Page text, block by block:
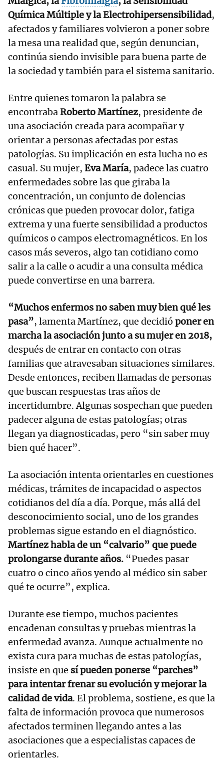
Química Múltiple y la Electrohipersensibilidad,
afectados y familiares volvieron a poner sobre
la mesa una realidad que, según denuncian,
continúa siendo invisible para buena parte de
la sociedad y también para el sistema sanitario.
Entre quienes tomaron la palabra se
encontrabaRoberto Martínez, presidente de
una asociación creada para acompañar y
orientar a personas afectadas por estas
patologías. Su implicación en esta lucha no es
casual. Su mujer, Eva María, padece las cuatro
enfermedades sobre las que giraba la
concentración, un conjunto de dolencias
crónicas que pueden provocar dolor, fatiga
extrema y una fuerte sensibilidad a productos
químicos o campos electromagnéticos. En los
casos más severos, algo tan cotidiano como
salir a la calle o acudir a una consulta médica
puede convertirse en una barrera.
“Muchos enfermos no saben muy bien qué les
pasa”, lamenta Martínez, que decidió poner en
marcha la asociación junto a su mujer en 2018,
después de entrar en contacto con otras
familias que atravesaban situaciones similares.
Desde entonces, reciben llamadas de personas
que buscan respuestas tras años de
incertidumbre. Algunas sospechan que pueden
padecer alguna de estas patologías; otras
llegan ya diagnosticadas, pero “sin saber muy
bien qué hacer”.
La asociación intenta orientarles en cuestiones
médicas, trámites de incapacidad o aspectos
cotidianos del día a día. Porque, más allá del
desconocimiento social, uno de los grandes
problemas sigue estando en el diagnóstico.
Martínez habla de un “calvario” que puede
prolongarse durante años. “Puedes pasar
cuatro o cinco años yendo al médico sin saber
qué te ocurre”, explica.
Durante ese tiempo, muchos pacientes
encadenan consultas y pruebas mientras la
enfermedad avanza. Aunque actualmente no
exista cura para muchas de estas patologías,
insiste en que sí pueden ponerse “parches”
para intentar frenar su evolución y mejorar la
calidad de vida. El problema, sostiene, es que la
falta de información provoca que numerosos
afectados terminen llegando antes a las
asociaciones que a especialistas capaces de
orientarles.